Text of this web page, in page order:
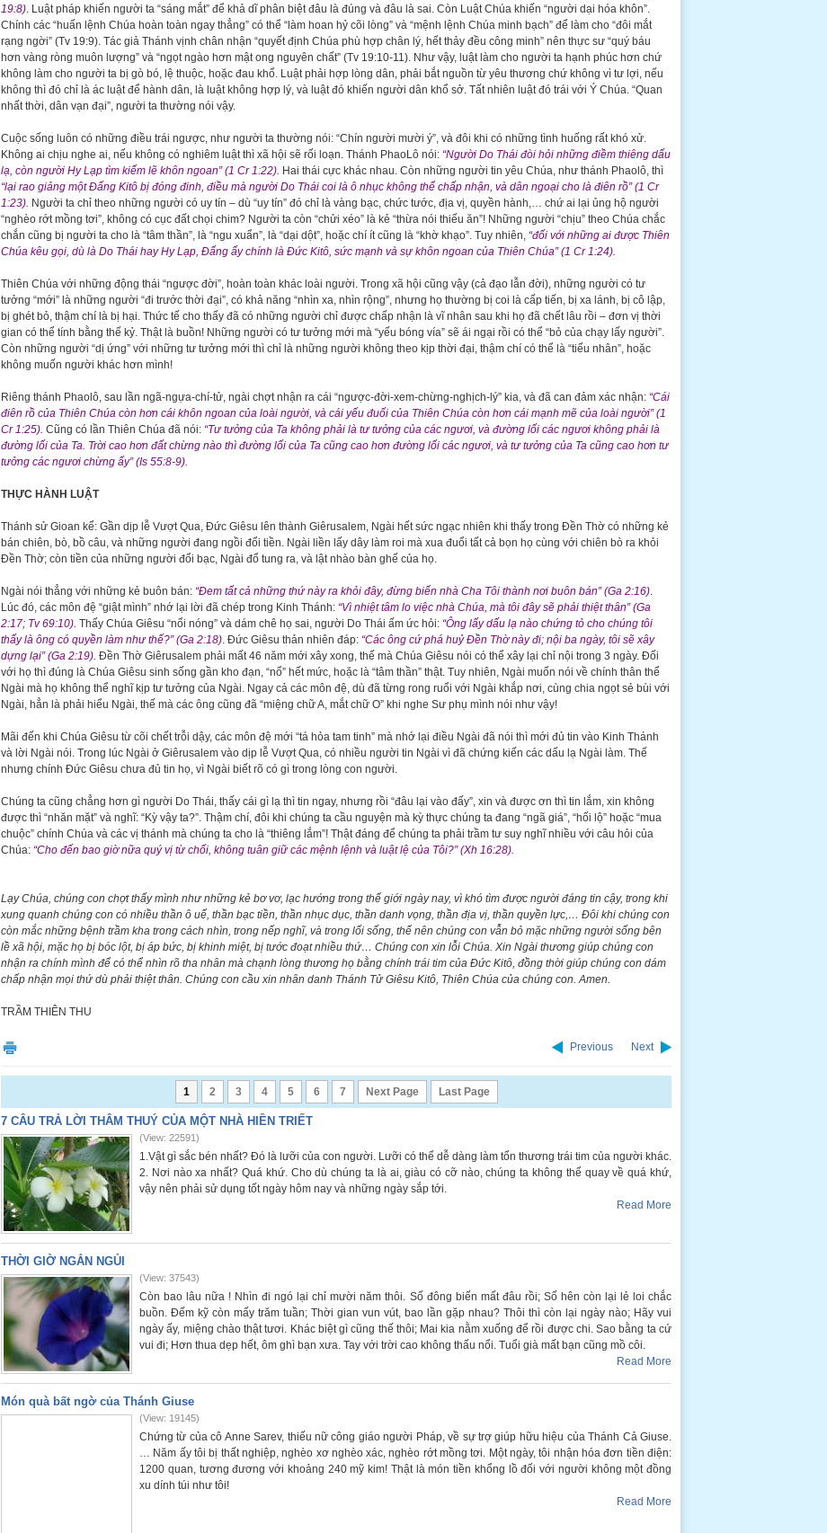
19:8). Luật pháp khiến người ta “sáng mắt” để khả dĩ phân biệt đâu là đúng và đâu là sai. Còn Luật Chúa khiến “người dại hóa khôn”.
Chính các “huấn lệnh Chúa hoàn toàn ngay thẳng” có thể “làm hoan hỷ cõi lòng” và “mệnh lệnh Chúa minh bạch” để làm cho “đôi mắt
rạng ngời” (Tv 19:9). Tác giả Thánh vịnh chân nhận “quyết định Chúa phù hợp chân lý, hết thảy đều công minh” nên thực sư “quý báu
hơn vàng ròng muôn lượng” và “ngọt ngào hơn mật ong nguyên chất” (Tv 19:10-11). Như vậy, luật làm cho người ta hạnh phúc hơn chứ
không làm cho người ta bị gò bó, lệ thuộc, hoặc đau khổ. Luật phải hợp lòng dân, phải bắt nguồn từ yêu thương chứ không vì tư lợi, nếu
không thì đó chỉ là ác luật để hành dân, là luật không hợp lý, và luật đó khiến người dân khổ sở. Tất nhiên luật đó trái với Ý Chúa. “Quan
nhất thời, dân vạn đại”, người ta thường nói vậy.
Cuộc sống luôn có những điều trái ngược, như người ta thường nói: “Chín người mười ý”, và đôi khi có những tình huống rất khó xử.
Không ai chịu nghe ai, nếu không có nghiêm luật thì xã hội sẽ rối loạn. Thánh PhaoLô nói: “Người Do Thái đòi hỏi những điềm thiêng dấu
lạ, còn người Hy Lạp tìm kiếm lẽ khôn ngoan” (1 Cr 1:22). Hai thái cực khác nhau. Còn những người tin yêu Chúa, như thánh Phaolô, thì
“lại rao giảng một Đấng Kitô bị đóng đinh, điều mà người Do Thái coi là ô nhục không thể chấp nhận, và dân ngoại cho là điên rồ” (1 Cr
1:23). Người ta chỉ theo những người có uy tín – dù “uy tín” đó chỉ là vàng bạc, chức tước, địa vị, quyền hành,… chứ ai lại ủng hộ người
“nghèo rớt mồng tơi”, không có cục đất chọi chim? Người ta còn “chửi xéo” là kẻ “thừa nói thiếu ăn”! Những người “chịu” theo Chúa chắc
chắn cũng bị người ta cho là “tâm thần”, là “ngu xuẩn”, là “dại dột”, hoặc chí ít cũng là “khờ khạo”. Tuy nhiên, “đối với những ai được Thiên
Chúa kêu gọi, dù là Do Thái hay Hy Lạp, Đấng ấy chính là Đức Kitô, sức mạnh và sự khôn ngoan của Thiên Chúa” (1 Cr 1:24).
Thiên Chúa với những động thái “ngược đời”, hoàn toàn khác loài người. Trong xã hội cũng vậy (cả đạo lẫn đời), những người có tư
tưởng “mới” là những người “đi trước thời đại”, có khả năng “nhìn xa, nhìn rộng”, nhưng họ thường bị coi là cấp tiến, bị xa lánh, bị cô lập,
bị ghét bỏ, thậm chí là bị hại. Thức tế cho thấy đã có những người chỉ được chấp nhận là vĩ nhân sau khi họ đã chết lâu rồi – đơn vị thời
gian có thể tính bằng thế kỷ. Thật là buồn! Những người có tư tưởng mới mà “yếu bóng vía” sẽ ái ngại rồi có thể “bỏ của chạy lấy người”.
Còn những người “dị ứng” với những tư tưởng mới thì chỉ là những người không theo kịp thời đại, thậm chí có thể là “tiểu nhân”, hoặc
không muốn người khác hơn mình!
Riêng thánh Phaolô, sau lần ngã-ngựa-chí-tử, ngài chợt nhận ra cái “ngược-đời-xem-chừng-nghịch-lý” kia, và đã can đảm xác nhận: “Cái
điên rồ của Thiên Chúa còn hơn cái khôn ngoan của loài người, và cái yếu đuối của Thiên Chúa còn hơn cái mạnh mẽ của loài người” (1
Cr 1:25). Cũng có lần Thiên Chúa đã nói: “Tư tưởng của Ta không phải là tư tưởng của các ngươi, và đường lối các ngươi không phải là
đường lối của Ta. Trời cao hơn đất chừng nào thì đường lối của Ta cũng cao hơn đường lối các ngươi, và tư tưởng của Ta cũng cao hơn tư
tưởng các ngươi chừng ấy” (Is 55:8-9).
THỰC HÀNH LUẬT
Thánh sử Gioan kể: Gần dịp lễ Vượt Qua, Đức Giêsu lên thành Giêrusalem, Ngài hết sức ngạc nhiên khi thấy trong Đền Thờ có những kẻ
bán chiên, bò, bồ câu, và những người đang ngồi đổi tiền. Ngài liền lấy dây làm roi mà xua đuổi tất cả bọn họ cùng với chiên bò ra khỏi
Đền Thờ; còn tiền của những người đổi bạc, Ngài đổ tung ra, và lật nhào bàn ghế của họ.
Ngài nói thẳng với những kẻ buôn bán: “Đem tất cả những thứ này ra khỏi đây, đừng biến nhà Cha Tôi thành nơi buôn bán” (Ga 2:16).
Lúc đó, các môn đệ “giật mình” nhớ lại lời đã chép trong Kinh Thánh: “Vì nhiệt tâm lo việc nhà Chúa, mà tôi đây sẽ phải thiệt thân” (Ga
2:17; Tv 69:10). Thấy Chúa Giêsu “nổi nóng” và dám chê họ sai, người Do Thái ấm ức hỏi: “Ông lấy dấu lạ nào chứng tỏ cho chúng tôi
thấy là ông có quyền làm như thế?” (Ga 2:18). Đức Giêsu thản nhiên đáp: “Các ông cứ phá huỷ Đền Thờ này đi; nội ba ngày, tôi sẽ xây
dựng lại” (Ga 2:19). Đền Thờ Giêrusalem phải mất 46 năm mới xây xong, thế mà Chúa Giêsu nói có thể xây lại chỉ nội trong 3 ngày. Đối
với họ thì đúng là Chúa Giêsu sinh sống gần kho đạn, “nổ” hết mức, hoặc là “tâm thần” thật. Tuy nhiên, Ngài muốn nói về chính thân thể
Ngài mà họ không thể nghĩ kịp tư tưởng của Ngài. Ngay cả các môn đệ, dù đã từng rong ruổi với Ngài khắp nơi, cùng chia ngọt sẻ bùi với
Ngài, hẳn là phải hiểu Ngài, thế mà các ông cũng đã “miệng chữ A, mắt chữ O” khi nghe Sư phụ mình nói như vậy!
Mãi đến khi Chúa Giêsu từ cõi chết trỗi dậy, các môn đệ mới “tá hỏa tam tinh” mà nhớ lại điều Ngài đã nói thì mới đủ tin vào Kinh Thánh
và lời Ngài nói. Trong lúc Ngài ở Giêrusalem vào dịp lễ Vượt Qua, có nhiều người tin Ngài vì đã chứng kiến các dấu lạ Ngài làm. Thế
nhưng chính Đức Giêsu chưa đủ tin họ, vì Ngài biết rõ có gì trong lòng con người.
Chúng ta cũng chẳng hơn gì người Do Thái, thấy cái gì lạ thì tin ngay, nhưng rồi “đâu lại vào đấy”, xin và được ơn thì tin lắm, xin không
được thì “nhăn mặt” và nghĩ: “Kỳ vậy ta?”. Thậm chí, đôi khi chúng ta cầu nguyện mà kỳ thực chúng ta đang “ngã giá”, “hối lộ” hoặc “mua
chuộc” chính Chúa và các vị thánh mà chúng ta cho là “thiêng lắm”! Thật đáng để chúng ta phải trầm tư suy nghĩ nhiều với câu hỏi của
Chúa: “Cho đến bao giờ nữa quý vị từ chối, không tuân giữ các mệnh lệnh và luật lệ của Tôi?” (Xh 16:28).
Lạy Chúa, chúng con chợt thấy mình như những kẻ bơ vơ, lạc hướng trong thế giới ngày nay, vì khó tìm được người đáng tin cậy, trong khi
xung quanh chúng con có nhiều thần ô uế, thần bạc tiền, thần nhục dục, thần danh vọng, thần địa vị, thần quyền lực,… Đôi khi chúng con
còn mắc những bệnh trầm kha trong cách nhìn, trong nếp nghĩ, và trong lối sống, thế nên chúng con vẫn bỏ mặc những người sống bên
lề xã hội, mặc họ bị bóc lột, bị áp bức, bị khinh miệt, bị tước đoạt nhiều thứ… Chúng con xin lỗi Chúa. Xin Ngài thương giúp chúng con
nhận ra chính mình để có thể nhìn rõ tha nhân mà chạnh lòng thương họ bằng chính trái tim của Đức Kitô, đồng thời giúp chúng con dám
chấp nhận mọi thứ dù phải thiệt thân. Chúng con cầu xin nhân danh Thánh Tử Giêsu Kitô, Thiên Chúa của chúng con. Amen.
TRẦM THIÊN THU
Previous Next
1 2 3 4 5 6 7 Next Page Last Page
7 CÂU TRẢ LỜI THÂM THUÝ CỦA MỘT NHÀ HIỀN TRIẾT
(View: 22591)
1.Vật gì sắc bén nhất? Đó là lưỡi của con người. Lưỡi có thể dễ dàng làm tổn thương trái tim của người khác.
2. Nơi nào xa nhất? Quá khứ. Cho dù chúng ta là ai, giàu có cỡ nào, chúng ta không thể quay về quá khứ,
vậy nên phải sử dụng tốt ngày hôm nay và những ngày sắp tới.
Read More
THỜI GIỜ NGẮN NGỦI
(View: 37543)
Còn bao lâu nữa ! Nhìn đi ngó lại chỉ mười năm thôi. Số đông biến mất đâu rồi; Số hên còn lại lẻ loi chắc
buồn. Đếm kỹ còn mấy trăm tuần; Thời gian vun vút, bao lần gặp nhau? Thôi thì còn lại ngày nào; Hãy vui
ngày ấy, miệng chào thật tươi. Khác biệt gì cũng thế thôi; Mai kia nằm xuống để rồi được chi. Sao bằng ta cứ
vui đi; Hơn thua dẹp hết, ôm ghì bạn xưa. Tay với trời cao không thấu nổi. Tuổi già mất bạn cũng mồ côi.
Read More
Món quà bất ngờ của Thánh Giuse
(View: 19145)
Chứng từ của cô Anne Sarev, thiếu nữ công giáo người Pháp, về sự trợ giúp hữu hiệu của Thánh Cả Giuse.
… Năm ấy tôi bị thất nghiệp, nghèo xơ nghèo xác, nghèo rớt mồng tơi. Một ngày, tôi nhận hóa đơn tiền điện:
1200 quan, tương đương với khoảng 240 mỹ kim! Thật là món tiền khổng lồ đối với người không một đồng
xu dính túi như tôi!
Read More